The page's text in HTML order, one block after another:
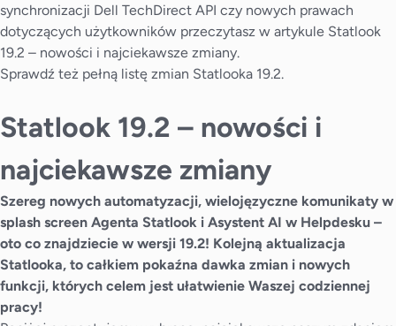
synchronizacji Dell TechDirect API czy nowych prawach
dotyczących użytkowników przeczytasz w artykule Statlook
19.2 – nowości i najciekawsze zmiany.
Sprawdź też pełną listę zmian Statlooka 19.2.
Statlook 19.2 – nowości i
najciekawsze zmiany
Szereg nowych automatyzacji, wielojęzyczne komunikaty w
splash screen Agenta Statlook i Asystent AI w Helpdesku –
oto co znajdziecie w wersji 19.2! Kolejną aktualizacja
Statlooka, to całkiem pokaźna dawka zmian i nowych
funkcji, których celem jest ułatwienie Waszej codziennej
pracy!